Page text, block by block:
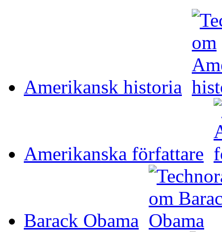
Amerikansk historia
Amerikanska författare
Barack Obama